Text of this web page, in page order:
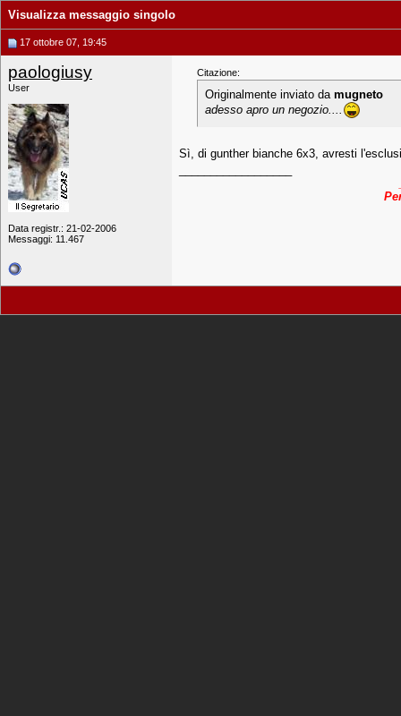
Visualizza messaggio singolo
17 ottobre 07, 19:45
paologiusy
User
Data registr.: 21-02-2006
Messaggi: 11.467
Citazione:
Originalmente inviato da mugneto
adesso apro un negozio....
Sì, di gunther bianche 6x3, avresti